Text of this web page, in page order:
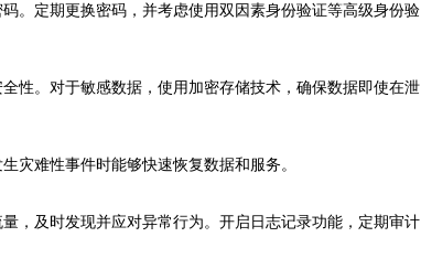
。定期更换密码，并考虑使用双因素身份验证等高级身份验
性。对于敏感数据，使用加密存储技术，确保数据即使在泄
灾难性事件时能够快速恢复数据和服务。
，及时发现并应对异常行为。开启日志记录功能，定期审计